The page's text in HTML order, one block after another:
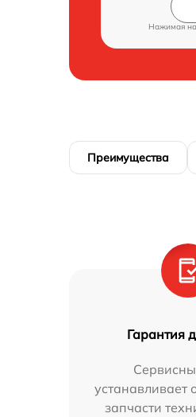
Нажимая на
Преимущества
Гарантия
устанавливает
запчасти